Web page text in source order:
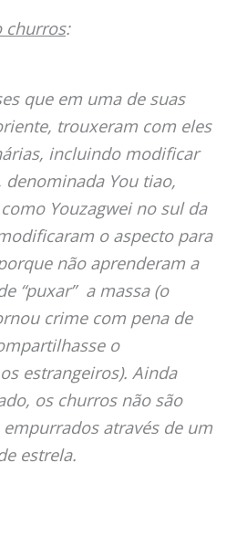
churros:
que em uma de suas
trouxeram com eles
incluindo modificar
denominada You tiao,
Youzagwei no sul da
o aspecto para
não aprenderam a
“puxar” a massa (o
crime com pena de
o
estrangeiros). Ainda
os churros não são
empurrados através de um
estrela.